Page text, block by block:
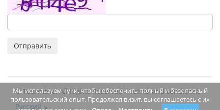
Отправить
© Tourmake. All Rights Reserved -Terms and conditions
Русский
Мы используем куки, чтобы обеспечить полный и безопасный
пользовательский опыт. Продолжая визит, вы соглашаетесь с их